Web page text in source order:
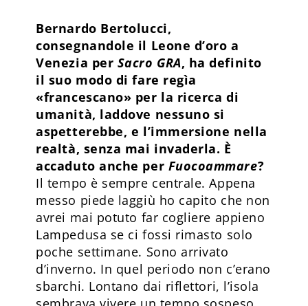
Bernardo Bertolucci,
consegnandole il Leone d’oro a
Venezia per Sacro GRA, ha definito
il suo modo di fare regìa
«francescano» per la ricerca di
umanità, laddove nessuno si
aspetterebbe, e l’immersione nella
realtà, senza mai invaderla. È
accaduto anche per Fuocoammare?
Il tempo è sempre centrale. Appena
messo piede laggiù ho capito che non
avrei mai potuto far cogliere appieno
Lampedusa se ci fossi rimasto solo
poche settimane. Sono arrivato
d’inverno. In quel periodo non c’erano
sbarchi. Lontano dai riflettori, l’isola